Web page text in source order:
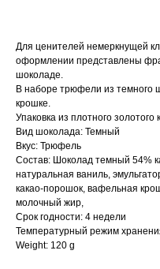
Для ценителей немеркнущей
оформлении представлены
шоколаде.
В наборе трюфели из темного
крошке.
Упаковка из плотного
Вид шоколада: Темный
Вкус: Трюфель
Состав: Шоколад темный 54%
натуральная ваниль,
какао-порошок, вафельная
молочный жир,
Срок годности: 4 недели
Температурный режим
Weight: 120 g